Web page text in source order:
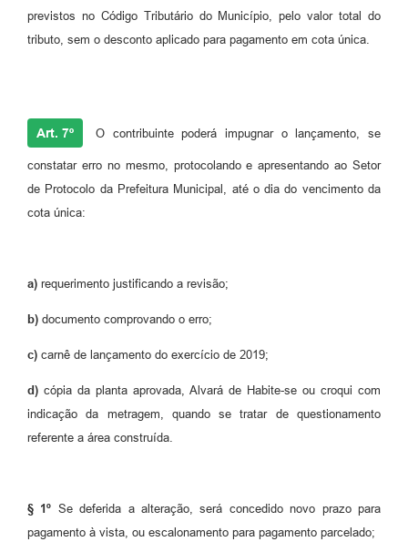
previstos no Código Tributário do Município, pelo valor total do
tributo, sem o desconto aplicado para pagamento em cota única.
Art. 7º O contribuinte poderá impugnar o lançamento, se
constatar erro no mesmo, protocolando e apresentando ao Setor
de Protocolo da Prefeitura Municipal, até o dia do vencimento da
cota única:
a) requerimento justificando a revisão;
b) documento comprovando o erro;
c) carnê de lançamento do exercício de 2019;
d) cópia da planta aprovada, Alvará de Habite-se ou croqui com
indicação da metragem, quando se tratar de questionamento
referente a área construída.
§ 1º Se deferida a alteração, será concedido novo prazo para
pagamento à vista, ou escalonamento para pagamento parcelado;